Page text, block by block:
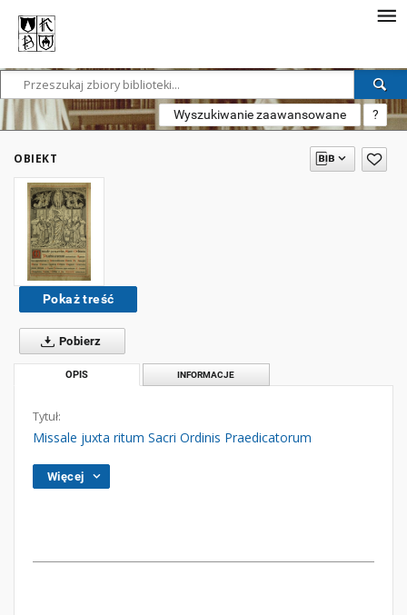
Wyszukiwanie zaawansowane ?
OBIEKT
Pokaż treść
Pobierz
OPIS INFORMACJE
Tytuł:
Missale juxta ritum Sacri Ordinis Praedicatorum
Więcej